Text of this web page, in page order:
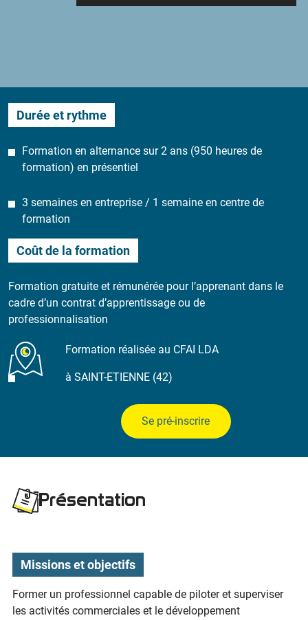
Durée et rythme
Formation en alternance sur 2 ans (950 heures de
formation) en présentiel
3 semaines en entreprise / 1 semaine en centre de
formation
Coût de la formation
Formation gratuite et rémunérée pour l’apprenant dans le
cadre d’un contrat d’apprentissage ou de
professionnalisation
Formation réalisée au CFAI LDA
à SAINT-ETIENNE (42)
Se pré-inscrire
Présentation
Missions et objectifs
Former un professionnel capable de piloter et superviser
les activités commerciales et le développement